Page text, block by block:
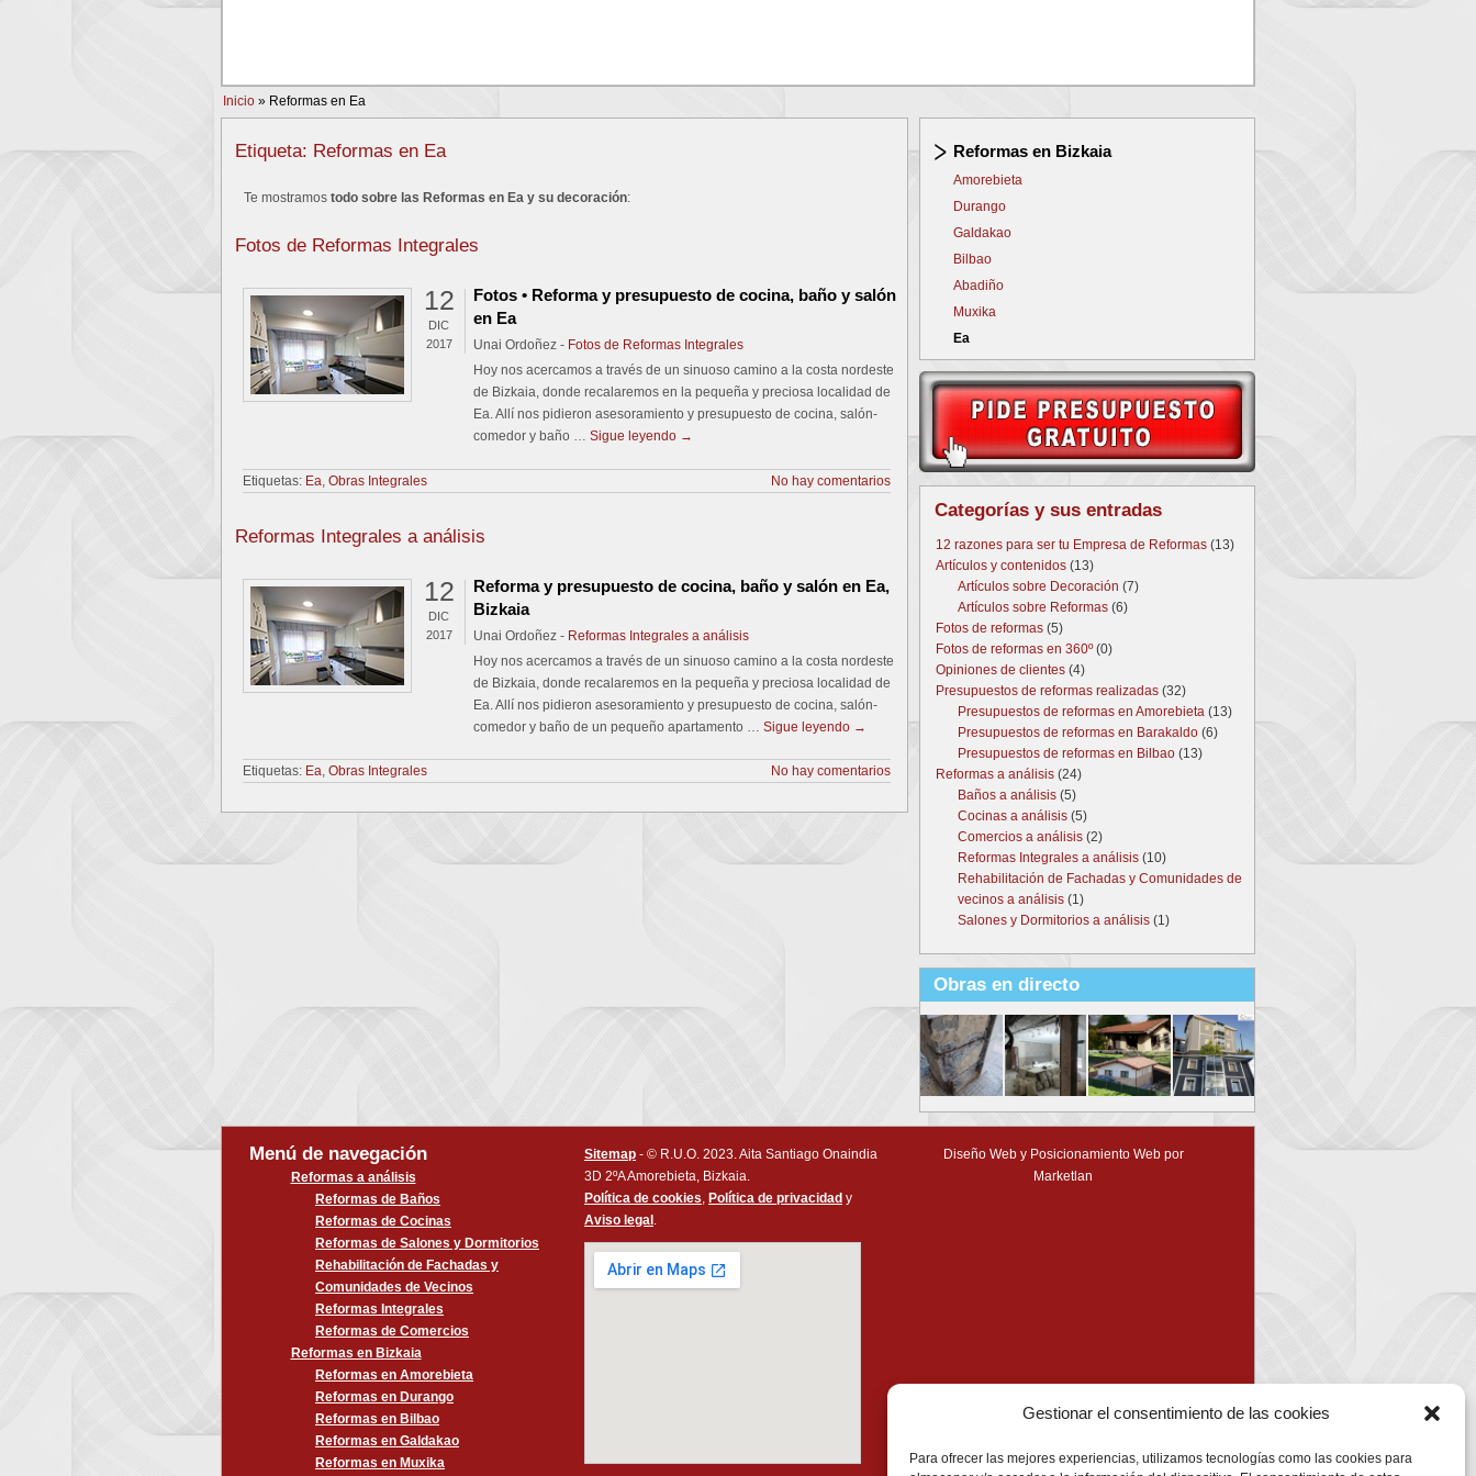
Gestionar el consentimiento de las cookies
Para ofrecer las mejores experiencias, utilizamos tecnologías como las cookies para
Inicio » Reformas en Ea
Etiqueta: Reformas en Ea
Te mostramos todo sobre las Reformas en Ea y su decoración:
Fotos de Reformas Integrales
12
DIC
2017
Fotos • Reforma y presupuesto de cocina, baño y salón
en Ea
Unai Ordoñez - Fotos de Reformas Integrales
Hoy nos acercamos a través de un sinuoso camino a la costa nordeste
de Bizkaia, donde recalaremos en la pequeña y preciosa localidad de
Ea. Allí nos pidieron asesoramiento y presupuesto de cocina, salón-
comedor y baño … Sigue leyendo →
Etiquetas: Ea Obras Integrales No hay comentarios
Reformas Integrales a análisis
12
DIC
2017
Reforma y presupuesto de cocina, baño y salón en Ea,
Bizkaia
Unai Ordoñez - Reformas Integrales a análisis
Hoy nos acercamos a través de un sinuoso camino a la costa nordeste
de Bizkaia, donde recalaremos en la pequeña y preciosa localidad de
Ea. Allí nos pidieron asesoramiento y presupuesto de cocina, salón-
comedor y baño de un pequeño apartamento … Sigue leyendo →
Etiquetas: Ea, Obras Integrales No hay comentarios
Reformas en Bizkaia
Amorebieta
Durango
Galdakao
Bilbao
Abadiño
Muxika
Ea
Categorías y sus entradas
12 razones para ser tu Empresa de Reformas (13)
Artículos y contenidos (13)
Artículos sobre Decoración (7)
Artículos sobre Reformas (6)
Fotos de reformas (5)
Fotos de reformas en 360º(0)
Opiniones de clientes (4)
Presupuestos de reformas realizadas (32)
Presupuestos de reformas en Amorebieta (13)
Presupuestos de reformas en Barakaldo (6)
Presupuestos de reformas en Bilbao (13)
Reformas a análisis (24)
Baños a análisis (5)
Cocinas a análisis (5)
Comercios a análisis (2)
Reformas Integrales a análisis (10)
Rehabilitación de Fachadas y Comunidades de
vecinos a análisis (1)
Salones y Dormitorios a análisis (1)
Obras en directo
Menú de navegación
Reformas a análisis
Reformas de Baños
Reformas de Cocinas
Reformas de Salones y Dormitorios
Rehabilitación de Fachadas y
Comunidades de Vecinos
Reformas Integrales
Reformas de Comercios
Reformas en Bizkaia
Reformas en Amorebieta
Reformas en Durango
Reformas en Bilbao
Reformas en Galdakao
Reformas en Muxika
Sitemap - © R.U.O. 2023. Aita Santiago Onaindia
3D 2ºA Amorebieta, Bizkaia.
Política de cookies, Política de privacidad y
Aviso legal .
Diseño Web y Posicionamiento Web por
Marketlan